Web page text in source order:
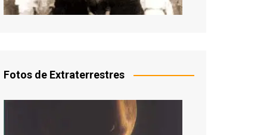
Fotos de Extraterrestres